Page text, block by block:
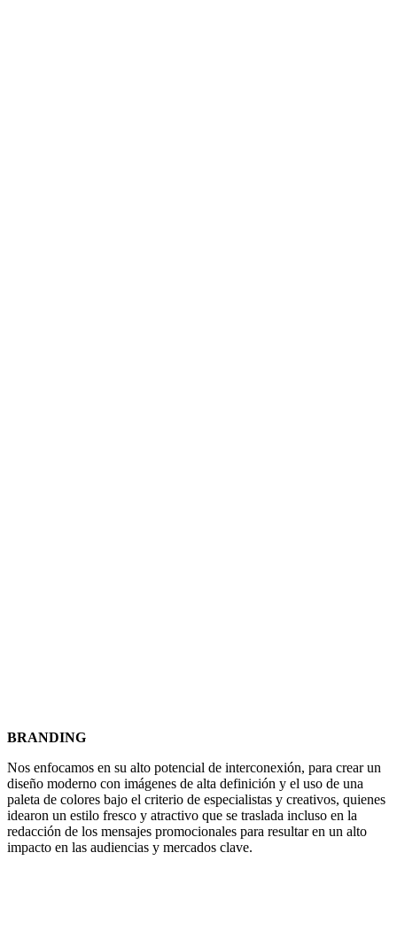
BRANDING
Nos enfocamos en su alto potencial de interconexión, para crear un
diseño moderno con imágenes de alta definición y el uso de una
paleta de colores bajo el criterio de especialistas y creativos, quienes
idearon un estilo fresco y atractivo que se traslada incluso en la
redacción de los mensajes promocionales para resultar en un alto
impacto en las audiencias y mercados clave.